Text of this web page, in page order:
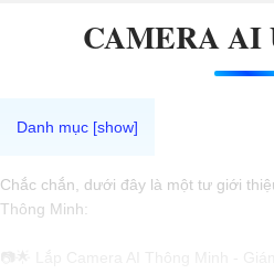
CAMERA
Chắc chắn, dưới đây là một tư giới
Thông Minh: